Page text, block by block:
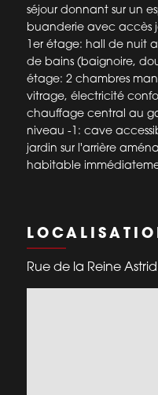
séjour donnant sur un
buanderie avec accès
1er étage: hall de nuit
de bains (baignoire,
étage: 2 chambres
vitrage, électricité
chauffage central au
niveau -1: cave
jardin sur l'arrière
habitable
Rue de la Reine